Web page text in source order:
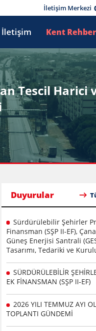
İletişim Merkezi
İletişim Kent
Tescil Harici
Duyurular
Sürdürülebilir Şehirler
Finansman (SŞP II-EF),
Güneş Enerjisi Santrali
Tasarımı, Tedariki ve
SÜRDÜRÜLEBİLİR
EK FİNANSMAN (SŞP II-EF)
2026 YILI TEMMUZ AYI
TOPLANTI GÜNDEMİ